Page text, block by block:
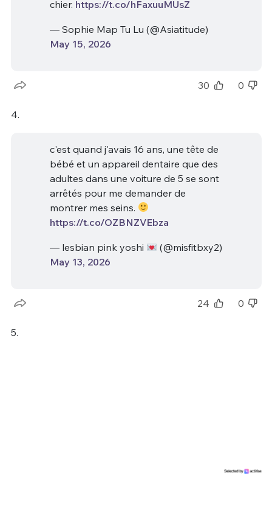
chier. https://t.co/hFaxuuMUsZ
— Sophie Map Tu Lu (@Asiatitude)
May 15, 2026
30 0
4.
c'est quand j'avais 16 ans, une tête de
bébé et un appareil dentaire que des
adultes dans une voiture de 5 se sont
arrêtés pour me demander de
montrer mes seins.
https://t.co/OZBNZVEbza
— lesbian pink yoshi
(@misfitbxy2)
May 13, 2026
24 0
5.